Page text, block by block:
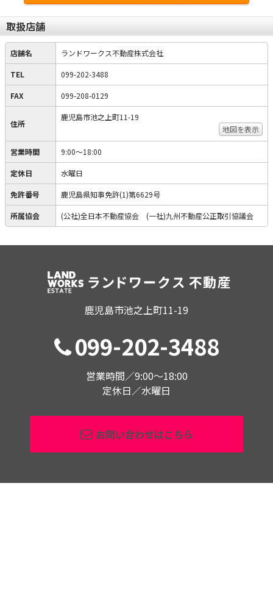
取扱店舗
店舗名 ランドワークス不動産株式会社
TEL 099-202-3488
FAX 099-208-0129
住所
鹿児島市池之上町11-19
地図を表示
営業時間 9:00〜18:00
定休日 水曜日
免許番号 鹿児島県知事免許(1)第6629号
所属協会 (公社)全日本不動産協会 (一社)九州不動産公正取引協議会
鹿児島市池之上町11-19
099-202-3488
営業時間／9:00〜18:00
定休日／水曜日
お問い合わせはこちら